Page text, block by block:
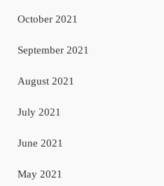
October 2021
September 2021
August 2021
July 2021
June 2021
May 2021